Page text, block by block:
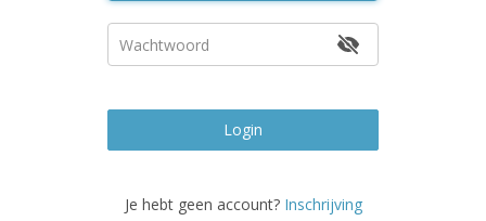
Login
Je hebt geen account? Inschrijving